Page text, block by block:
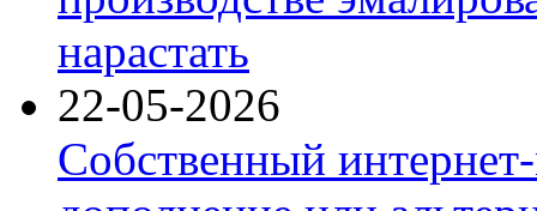
нарастать
22-05-2026
Собственный